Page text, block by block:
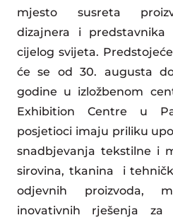
mjesto susreta
dizajnera i
cijelog svijeta.
će se od 30. augusta
godine u izložbenom
Exhibition Centre u
posjetioci imaju priliku
snadbjevanja tekstilne i
sirovina, tkanina i
odjevnih proizvoda,
inovativnih rješenja za